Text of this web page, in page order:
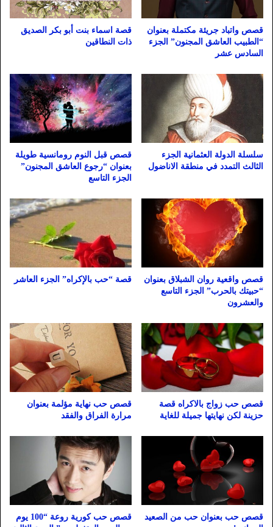
قصص واتباد جريئة مكتملة بعنوان
“الطبيب العاشق المجنون” الجزء
السادس عشر
قصة اسماء بنت أبو بكر الصديق
ذات النطاقين
سلسلة الدولة العثمانية الجزء
الثالث التمدد في منطقة الاناضول
قصص قبل النوم رومانسية طويلة
بعنوان “رجوع العاشق المجنون”
الجزء التاسع
قصص واقعية روان الشبلاق بعنوان
“حبيتك بالحرب” الجزء التاسع
والعشرون
قصة “حب بالإكراه” الجزء العاشر
قصص حب زواج بالاكراه قصة
حزينة لكن نهايتها جميلة للغاية
قصص حب نهاية مؤلمة بعنوان
مرارة الفراق والفقد
قصص حب بعنوان حب من الصعيد
قصص حب كورية روعة “100 يوم